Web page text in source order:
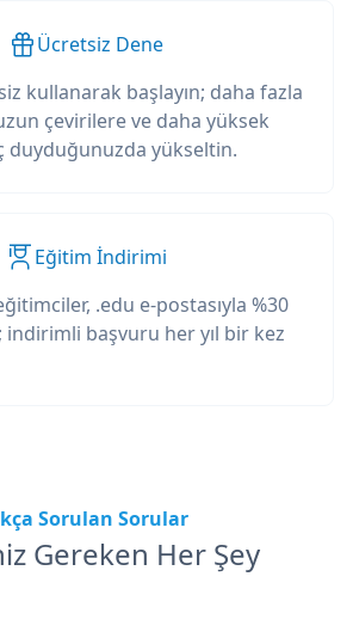
Ücretsiz Dene
kullanarak başlayın; daha fazla
çevirilere ve daha yüksek
duyduğunuzda yükseltin.
Eğitim İndirimi
.edu e-postasıyla %30
başvuru her yıl bir kez
Sorulan Sorular
Gereken Her Şey